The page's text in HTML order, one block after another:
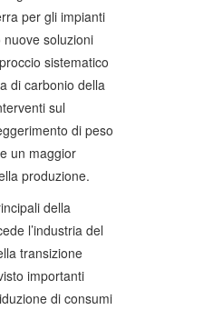
per gli impianti
soluzioni
sistematico
di carbonio della
sul
di peso
un maggior
produzione.
della
l’industria del
transizione
importanti
di consumi